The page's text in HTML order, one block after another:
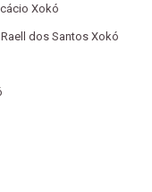
Xokó
dos Santos Xokó